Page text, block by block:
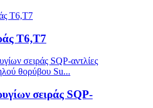
T6,T7
σειράς SQP-